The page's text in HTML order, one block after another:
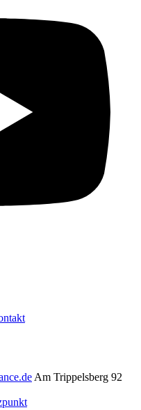
Am Trippelsberg 92